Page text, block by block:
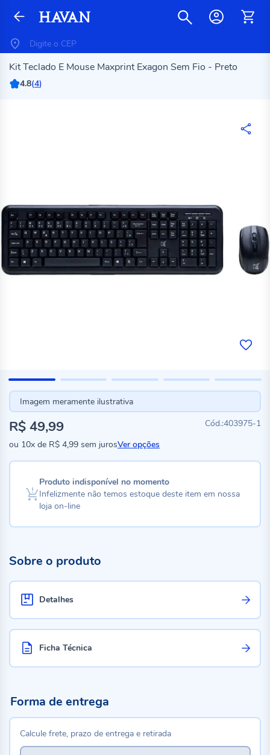
Kit Teclado E Mouse Maxprint Exagon Sem Fio - Preto
4.8(4)
Imagem meramente ilustrativa
403975-1
R$ 49,99
ou 10x de R$ 4,99 sem jurosVer opções
Produto indisponível no momento
Infelizmente não temos estoque deste item em nossa
loja on-line
Sobre o produto
Detalhes
Ficha Técnica
Forma de entrega
Calcule frete, prazo de entrega e retirada